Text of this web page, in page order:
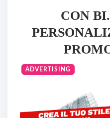
CON
ADVERTISING